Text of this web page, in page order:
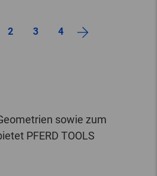
2 3 4
sowie zum
PFERD TOOLS